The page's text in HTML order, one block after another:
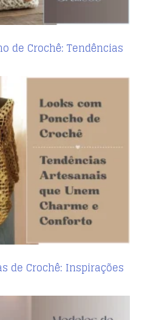
de Crochê: Tendências
de Crochê: Inspirações